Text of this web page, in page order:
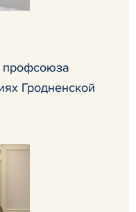
профсоюза
Гродненской